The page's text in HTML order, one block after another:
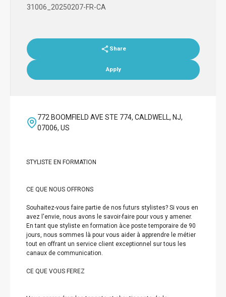
31006_20250207-FR-CA
Share
Apply
772 BOOMFIELD AVE STE 774, CALDWELL, NJ,
07006, US
STYLISTE EN FORMATION
CE QUE NOUS OFFRONS
Souhaitez-vous faire partie de nos futurs stylistes? Si vous en
avez l'envie, nous avons le savoir-faire pour vous y amener.
En tant que styliste en formation àce poste temporaire de 90
jours, nous sommes là pour vous aider à apprendre le métier
tout en offrant un service client exceptionnel sur tous les
canaux de communication.
CE QUE VOUS FEREZ